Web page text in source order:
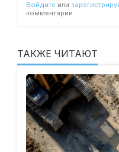
Войдите или
комментарии
ТАКЖЕ ЧИТАЮТ